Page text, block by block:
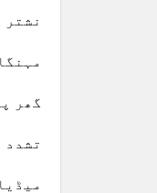
نشتر
گھر
تشدد